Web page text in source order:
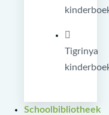
Tigrinya
Schoolbibliotheek